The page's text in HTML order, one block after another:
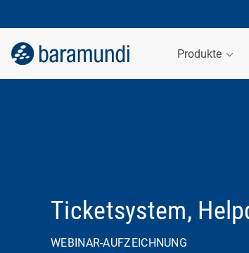
Produkte
Ticketsystem,
WEBINAR-AUFZEICHNUNG